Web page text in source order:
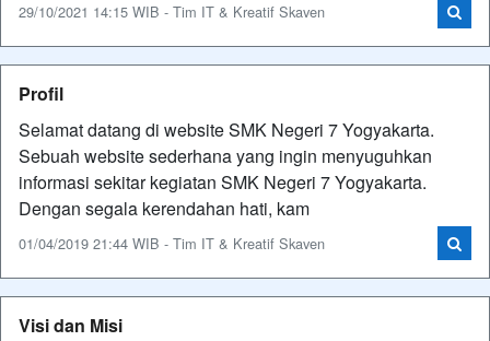
29/10/2021 14:15 WIB - Tim IT & Kreatif Skaven
Profil
Selamat datang di website SMK Negeri 7 Yogyakarta.
Sebuah website sederhana yang ingin menyuguhkan
informasi sekitar kegiatan SMK Negeri 7 Yogyakarta.
Dengan segala kerendahan hati, kam
01/04/2019 21:44 WIB - Tim IT & Kreatif Skaven
Visi dan Misi